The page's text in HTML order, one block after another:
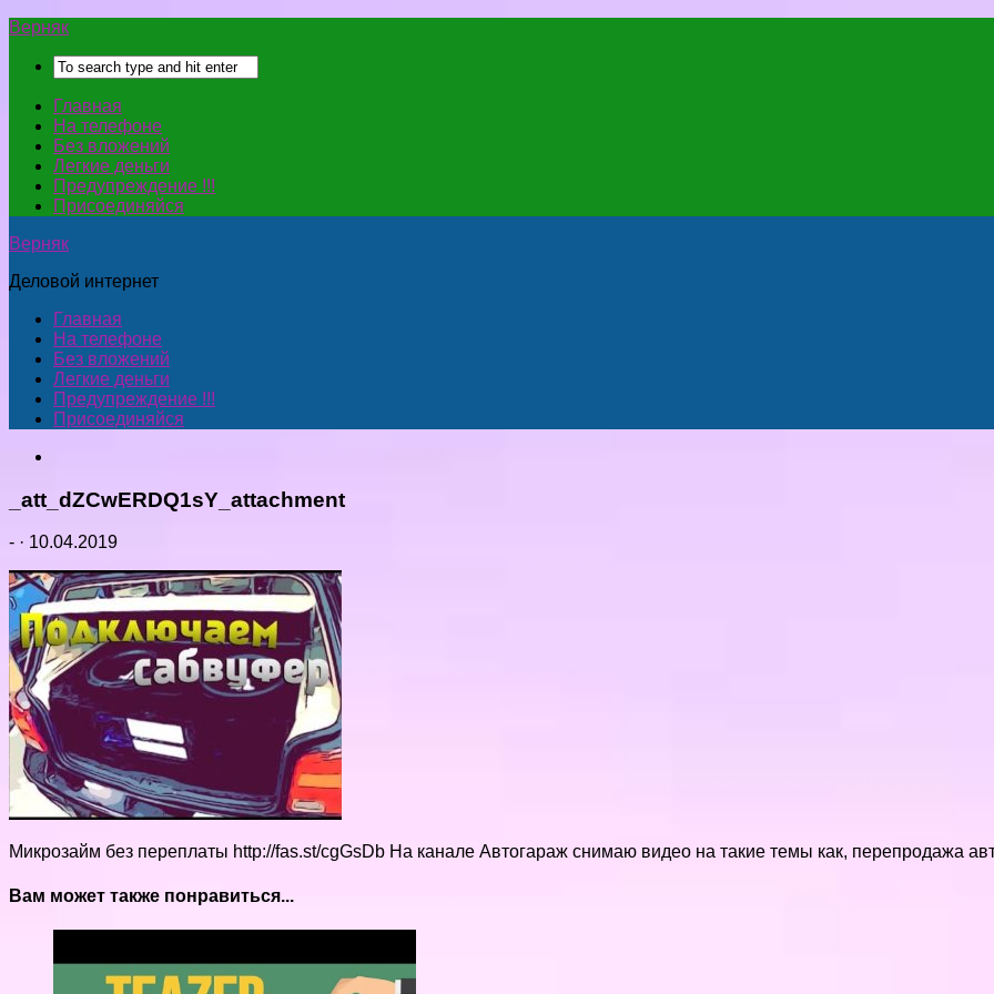
Верняк
Главная
На телефоне
Без вложений
Легкие деньги
Предупреждение !!!
Присоединяйся
Верняк
Деловой интернет
Главная
На телефоне
Без вложений
Легкие деньги
Предупреждение !!!
Присоединяйся
_att_dZCwERDQ1sY_attachment
- · 10.04.2019
Микрозайм без переплаты http://fas.st/cgGsDb На канале Автогараж снимаю видео на такие темы как, перепродажа
Вам может также понравиться...